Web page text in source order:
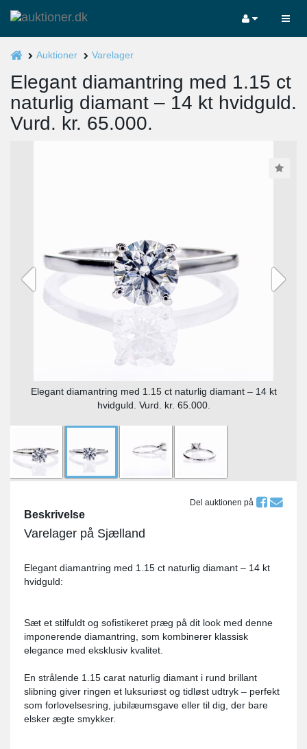
Auktioner Varelager
Elegant diamantring med 1.15 ct
naturlig diamant – 14 kt hvidguld.
Vurd. kr. 65.000.
Elegant diamantring med 1.15 ct naturlig diamant – 14 kt
hvidguld. Vurd. kr. 65.000.
Del auktionen på
Beskrivelse
Varelager på Sjælland
Elegant diamantring med 1.15 ct naturlig diamant – 14 kt
hvidguld:
Sæt et stilfuldt og sofistikeret præg på dit look med denne
imponerende diamantring, som kombinerer klassisk
elegance med eksklusiv kvalitet.
En strålende 1.15 carat naturlig diamant i rund brillant
slibning giver ringen et luksuriøst og tidløst udtryk – perfekt
som forlovelsesring, jubilæumsgave eller til dig, der bare
elsker ægte smykker.